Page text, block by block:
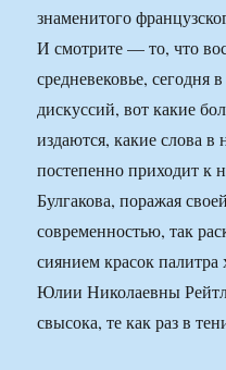
знаменитого
И смотрите — то, что
средневековье, сегодня
дискуссий, вот какие
издаются, какие слова
постепенно приходит к
Булгакова, поражая
современностью, так
сиянием красок
Юлии Николаевны
свысока, те как раз в